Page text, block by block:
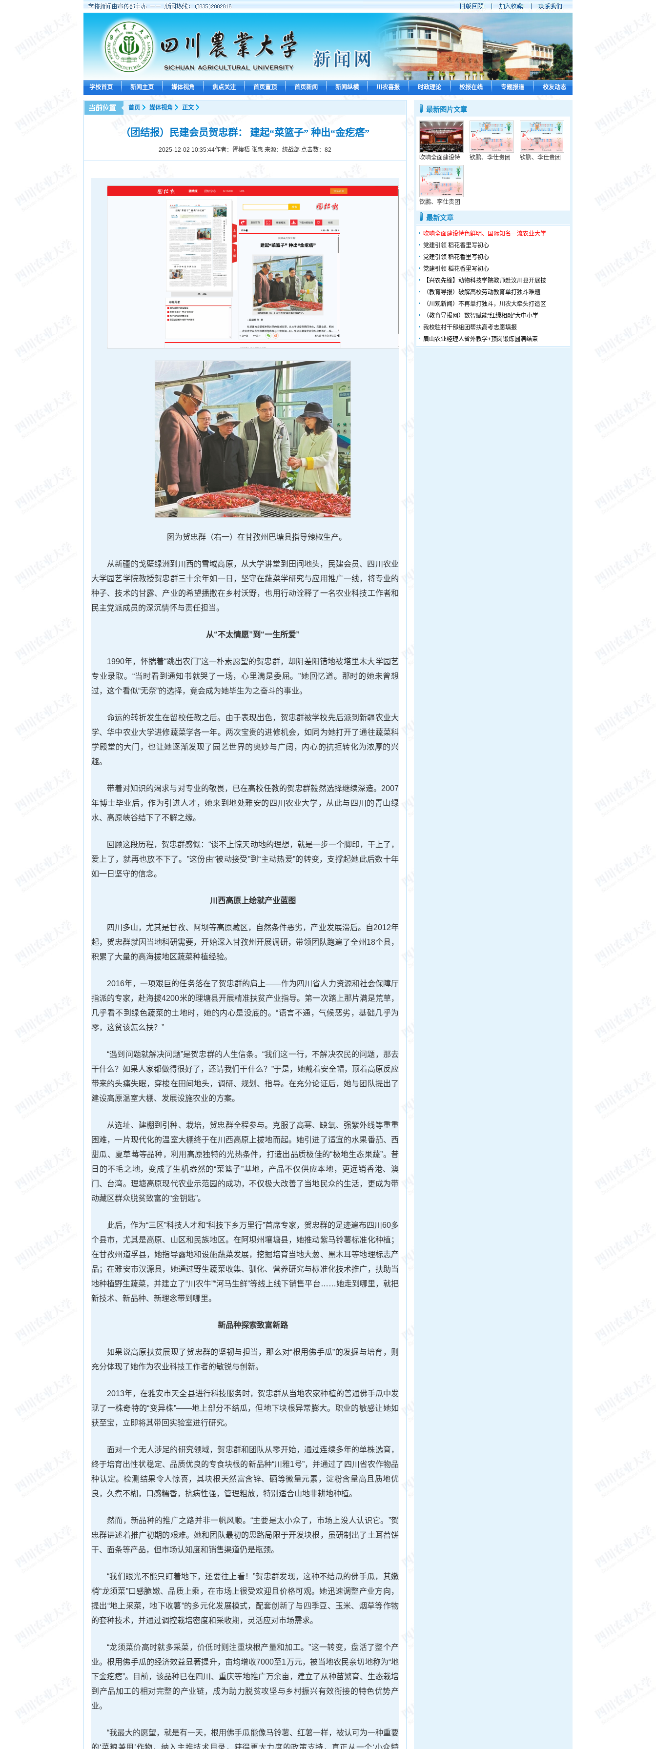
学校首页 新闻主页 媒体视角 焦点关注 首页置顶 首页新闻 新闻纵横 川农喜报 时政理论 校报在线 专题报道 校友动态
首页 媒体视角 正文
（团结报）民建会员贺忠群： 建起“菜篮子” 种出“金疙瘩”
2025-12-02 10:35:44作者：胥棲梧 张惠 来源：统战部 点击数： 82
图为贺忠群（右一）在甘孜州巴塘县指导辣椒生产。
从新疆的戈壁绿洲到川西的雪域高原，从大学讲堂到田间地头，民建会员、四川农业
大学园艺学院教授贺忠群三十余年如一日，坚守在蔬菜学研究与应用推广一线，将专业的
种子、技术的甘露、产业的希望播撒在乡村沃野，也用行动诠释了一名农业科技工作者和
民主党派成员的深沉情怀与责任担当。
从“不太情愿”到“一生所爱”
1990年，怀揣着“跳出农门”这一朴素愿望的贺忠群，却阴差阳错地被塔里木大学园艺
专业录取。“当时看到通知书就哭了一场，心里满是委屈。”她回忆道。那时的她未曾想
过，这个看似“无奈”的选择，竟会成为她毕生为之奋斗的事业。
命运的转折发生在留校任教之后。由于表现出色，贺忠群被学校先后派到新疆农业大
学、华中农业大学进修蔬菜学各一年。两次宝贵的进修机会，如同为她打开了通往蔬菜科
学殿堂的大门，也让她逐渐发现了园艺世界的奥妙与广阔，内心的抗拒转化为浓厚的兴
趣。
带着对知识的渴求与对专业的敬畏，已在高校任教的贺忠群毅然选择继续深造。2007
年博士毕业后，作为引进人才，她来到地处雅安的四川农业大学，从此与四川的青山绿
水、高原峡谷结下了不解之缘。
回顾这段历程，贺忠群感慨：“谈不上惊天动地的理想，就是一步一个脚印，干上了，
爱上了，就再也放不下了。”这份由“被动接受”到“主动热爱”的转变，支撑起她此后数十年
如一日坚守的信念。
川西高原上绘就产业蓝图
四川多山，尤其是甘孜、阿坝等高原藏区，自然条件恶劣，产业发展滞后。自2012年
起，贺忠群就因当地科研需要，开始深入甘孜州开展调研，带领团队跑遍了全州18个县，
积累了大量的高海拔地区蔬菜种植经验。
2016年，一项艰巨的任务落在了贺忠群的肩上——作为四川省人力资源和社会保障厅
指派的专家，赴海拔4200米的理塘县开展精准扶贫产业指导。第一次踏上那片满是荒草，
几乎看不到绿色蔬菜的土地时，她的内心是没底的。“语言不通，气候恶劣，基础几乎为
零，这贫该怎么扶？”
“遇到问题就解决问题”是贺忠群的人生信条。“我们这一行，不解决农民的问题，那去
干什么？如果人家都做得很好了，还请我们干什么？”于是，她戴着安全帽，顶着高原反应
带来的头痛失眠，穿梭在田间地头，调研、规划、指导。在充分论证后，她与团队提出了
建设高原温室大棚、发展设施农业的方案。
从选址、建棚到引种、栽培，贺忠群全程参与。克服了高寒、缺氧、强紫外线等重重
困难，一片现代化的温室大棚终于在川西高原上拔地而起。她引进了适宜的水果番茄、西
甜瓜、夏草莓等品种，利用高原独特的光热条件，打造出品质极佳的“极地生态果蔬”。昔
日的不毛之地，变成了生机盎然的“菜篮子”基地，产品不仅供应本地，更远销香港、澳
门、台湾。理塘高原现代农业示范园的成功，不仅极大改善了当地民众的生活，更成为带
动藏区群众脱贫致富的“金钥匙”。
此后，作为“三区”科技人才和“科技下乡万里行”首席专家，贺忠群的足迹遍布四川60多
个县市，尤其是高原、山区和民族地区。在阿坝州壤塘县，她推动紫马铃薯标准化种植；
在甘孜州道孚县，她指导露地和设施蔬菜发展，挖掘培育当地大葱、黑木耳等地理标志产
品；在雅安市汉源县，她通过野生蔬菜收集、驯化、营养研究与标准化技术推广，扶助当
地种植野生蔬菜，并建立了“川农牛”“河马生鲜”等线上线下销售平台……她走到哪里，就把
新技术、新品种、新理念带到哪里。
新品种探索致富新路
如果说高原扶贫展现了贺忠群的坚韧与担当，那么对“根用佛手瓜”的发掘与培育，则
充分体现了她作为农业科技工作者的敏锐与创新。
2013年，在雅安市天全县进行科技服务时，贺忠群从当地农家种植的普通佛手瓜中发
现了一株奇特的“变异株”——地上部分不结瓜，但地下块根异常膨大。职业的敏感让她如
获至宝，立即将其带回实验室进行研究。
面对一个无人涉足的研究领域，贺忠群和团队从零开始，通过连续多年的单株选育，
终于培育出性状稳定、品质优良的专食块根的新品种“川雅1号”，并通过了四川省农作物品
种认定。检测结果令人惊喜，其块根天然富含锌、硒等微量元素，淀粉含量高且质地优
良，久煮不糊，口感糯香，抗病性强，管理粗放，特别适合山地非耕地种植。
然而，新品种的推广之路并非一帆风顺。“主要是太小众了，市场上没人认识它。”贺
忠群讲述着推广初期的艰难。她和团队最初的思路局限于开发块根，虽研制出了土耳苕饼
干、面条等产品，但市场认知度和销售渠道仍是瓶颈。
“我们眼光不能只盯着地下，还要往上看！”贺忠群发现，这种不结瓜的佛手瓜，其嫩
梢“龙须菜”口感脆嫩、品质上乘，在市场上很受欢迎且价格可观。她迅速调整产业方向，
提出“地上采菜，地下收薯”的多元化发展模式，配套创新了与四季豆、玉米、烟草等作物
的套种技术，并通过调控栽培密度和采收期，灵活应对市场需求。
“龙须菜价高时就多采菜，价低时则注重块根产量和加工。”这一转变，盘活了整个产
业。根用佛手瓜的经济效益显著提升，亩均增收7000至1万元，被当地农民亲切地称为“地
下金疙瘩”。目前，该品种已在四川、重庆等地推广万余亩，建立了从种苗繁育、生态栽培
到产品加工的相对完整的产业链，成为助力脱贫攻坚与乡村振兴有效衔接的特色优势产
业。
“我最大的愿望，就是有一天，根用佛手瓜能像马铃薯、红薯一样，被认可为一种重要
的‘菜粮兼用’作物，纳入主推技术目录，获得更大力度的政策支持，真正从一个‘小众特
最新图片文章
吹响全面建设特 钦鹏、李仕贵团 钦鹏、李仕贵团
钦鹏、李仕贵团
最新文章
吹响全面建设特色鲜明、国际知名一流农业大学
党建引领 稻花香里写初心
党建引领 稻花香里写初心
党建引领 稻花香里写初心
【兴农先锋】动物科技学院教师赴汶川县开展技
（教育导报）破解高校劳动教育单打独斗难题
（川观新闻）不再单打独斗，川农大牵头打造区
（教育导报网）数智赋能“红绿相融”大中小学
我校驻村干部组团帮扶高考志愿填报
眉山农业经理人省外教学+顶岗锻炼圆满结束